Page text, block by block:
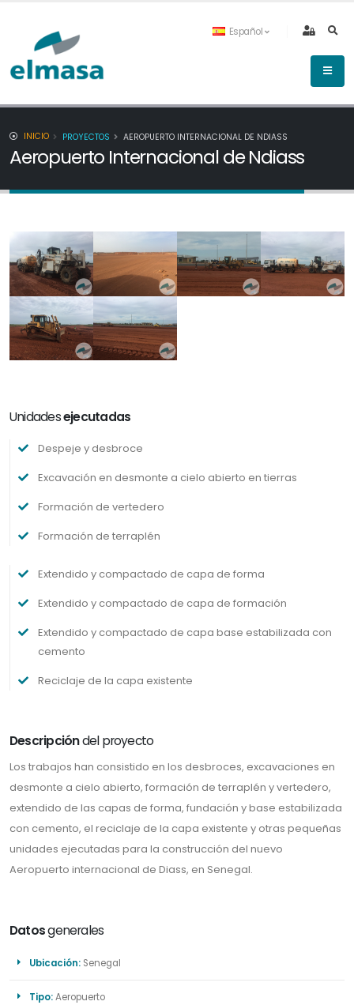
Español
INICIO PROYECTOS AEROPUERTO INTERNACIONAL DE NDIASS
Aeropuerto Internacional de Ndiass
Unidadesejecutadas
Despeje y desbroce
Excavación en desmonte a cielo abierto en tierras
Formación de vertedero
Formación de terraplén
Extendido y compactado de capa de forma
Extendido y compactado de capa de formación
Extendido y compactado de capa base estabilizada con
cemento
Reciclaje de la capa existente
Descripcióndel proyecto
Los trabajos han consistido en los desbroces, excavaciones en
desmonte a cielo abierto, formación de terraplén y vertedero,
extendido de las capas de forma, fundación y base estabilizada
con cemento, el reciclaje de la capa existente y otras pequeñas
unidades ejecutadas para la construcción del nuevo
Aeropuerto internacional de Diass, en Senegal.
Datosgenerales
Ubicación: Senegal
Tipo:Aeropuerto